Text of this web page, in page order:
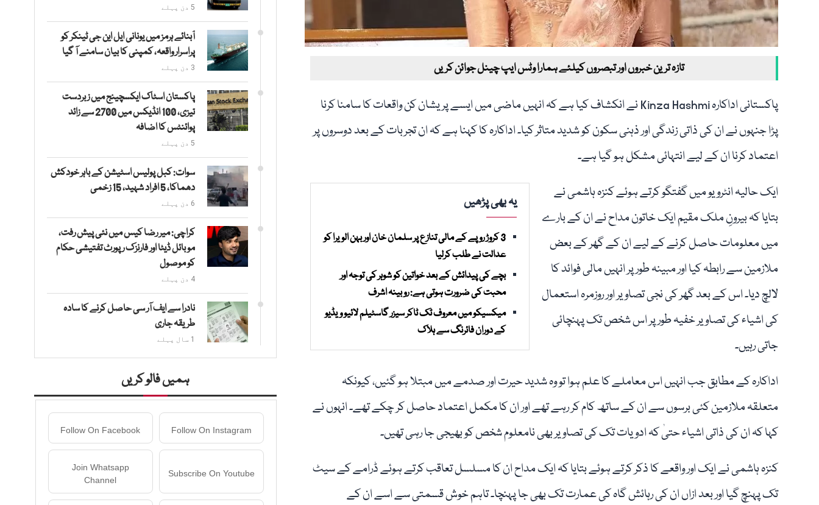
تازہ ترین خبروں اور تبصروں کیلئے ہمارا وٹس ایپ چینل جوائن کریں
پاکستانی اداکارہ Kinza Hashmi نے انکشاف کیا ہے کہ انہیں ماضی میں ایسے پریشان کن واقعات کا سامنا کرنا
پڑا جنہوں نے ان کی ذاتی زندگی اور ذہنی سکون کو شدید متاثر کیا۔ اداکارہ کا کہنا ہے کہ ان تجربات کے بعد دوسروں پر
اعتماد کرنا ان کے لیے انتہائی مشکل ہو گیا ہے۔
یہ بھی پڑھیں
3 کروڑ روپے کے مالی تنازع پر سلمان خان اور بہن الویرا کو
عدالت نے طلب کرلیا
بچے کی پیدائش کے بعد خواتین کو شوہر کی توجہ اور
محبت کی ضرورت ہوتی ہے: روبینہ اشرف
میکسیکو میں معروف ٹک ٹاکر سیزر گاسٹیلم لائیو ویڈیو
کے دوران فائرنگ سے ہلاک
ایک حالیہ انٹرویو میں گفتگو کرتے ہوئے کنزہ ہاشمی نے
بتایا کہ بیرونِ ملک مقیم ایک خاتون مداح نے ان کے بارے
میں معلومات حاصل کرنے کے لیے ان کے گھر کے بعض
ملازمین سے رابطہ کیا اور مبینہ طور پر انہیں مالی فوائد کا
لالچ دیا۔ اس کے بعد گھر کی نجی تصاویر اور روزمرہ استعمال
کی اشیاء کی تصاویر خفیہ طور پر اس شخص تک پہنچائی
جاتی رہیں۔
اداکارہ کے مطابق جب انہیں اس معاملے کا علم ہوا تو وہ شدید حیرت اور صدمے میں مبتلا ہو گئیں، کیونکہ
متعلقہ ملازمین کئی برسوں سے ان کے ساتھ کام کر رہے تھے اور ان کا مکمل اعتماد حاصل کر چکے تھے۔ انہوں نے
کہا کہ ان کی ذاتی اشیاء حتیٰ کہ ادویات تک کی تصاویر بھی نامعلوم شخص کو بھیجی جا رہی تھیں۔
کنزہ ہاشمی نے ایک اور واقعے کا ذکر کرتے ہوئے بتایا کہ ایک مداح ان کا مسلسل تعاقب کرتے ہوئے ڈرامے کے سیٹ
تک پہنچ گیا اور بعد ازاں ان کی رہائش گاہ کی عمارت تک بھی جا پہنچا۔ تاہم خوش قسمتی سے اسے ان کے
5 دن پہلے
آبنائے ہرمز میں یونانی ایل این جی ٹینکر کو
پراسرار واقعہ، کمپنی کا بیان سامنے آ گیا
3 دن پہلے
پاکستان اسٹاک ایکسچینج میں زبردست
تیزی، 100 انڈیکس میں 2700 سے زائد
پوائنٹس کا اضافہ
5 دن پہلے
سوات: کبل پولیس اسٹیشن کے باہر خودکش
دھماکا، 5 افراد شہید، 15 زخمی
6 دن پہلے
کراچی: میر رضا کیس میں نئی پیش رفت،
موبائل ڈیٹا اور فارنزک رپورٹ تفتیشی حکام
کو موصول
4 دن پہلے
نادرا سے ایف آر سی حاصل کرنے کا سادہ
طریقہ جاری
1 سال پہلے
ہمیں فالو کریں
Follow On Instagram
Follow On Facebook
Subscribe On Youtube
Join Whatsapp
Channel